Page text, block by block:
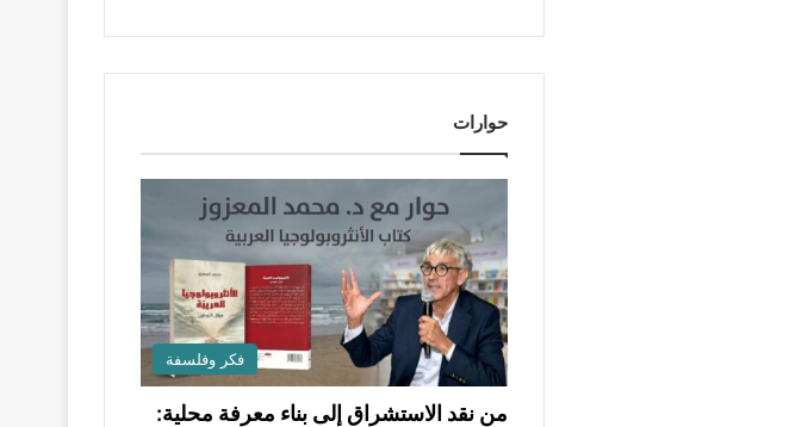
حوارات
فكر وفلسفة
من نقد الاستشراق إلى بناء معرفة محلية: